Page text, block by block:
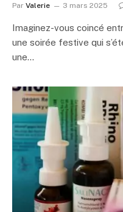
Par Valerie 3 mars 2025
Imaginez-vous coincé
une soirée festive qui
une…